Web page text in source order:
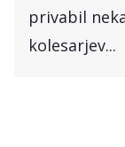
privabil
kolesarjev...